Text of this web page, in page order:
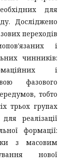
для
Досліджено
переходів
і
чинників:
і
фазового
тобто
трьох групах
реалізації
формації:
з масовим
нової